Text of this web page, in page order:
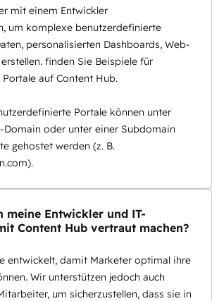
mit einem Entwickler
um komplexe benutzerdefinierte
personalisierten Dashboards, Web-
finden Sie Beispiele für
auf Content Hub.
Portale können unter
Domain oder unter einer Subdomain
gehostet werden (z. B.
meine Entwickler und IT-
Content Hub vertraut machen?
entwickelt, damit Marketer optimal ihre
Wir unterstützen jedoch auch
um sicherzustellen, dass sie in